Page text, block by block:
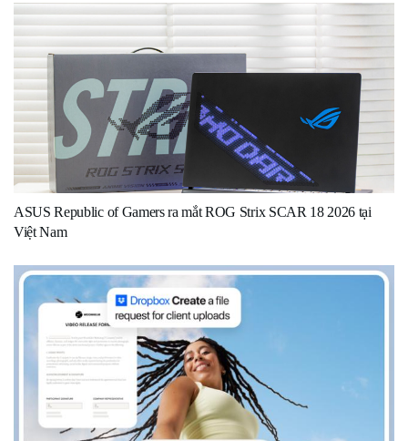
ASUS Republic of Gamers ra mắt ROG Strix SCAR 18 2026 tại
Việt Nam